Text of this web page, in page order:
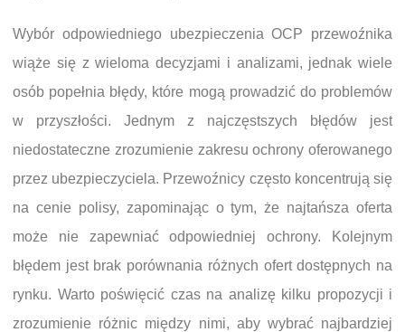
Wybór odpowiedniego ubezpieczenia OCP przewoźnika
wiąże się z wieloma decyzjami i analizami, jednak wiele
osób popełnia błędy, które mogą prowadzić do problemów
w przyszłości. Jednym z najczęstszych błędów jest
niedostateczne zrozumienie zakresu ochrony oferowanego
przez ubezpieczyciela. Przewoźnicy często koncentrują się
na cenie polisy, zapominając o tym, że najtańsza oferta
może nie zapewniać odpowiedniej ochrony. Kolejnym
błędem jest brak porównania różnych ofert dostępnych na
rynku. Warto poświęcić czas na analizę kilku propozycji i
zrozumienie różnic między nimi, aby wybrać najbardziej